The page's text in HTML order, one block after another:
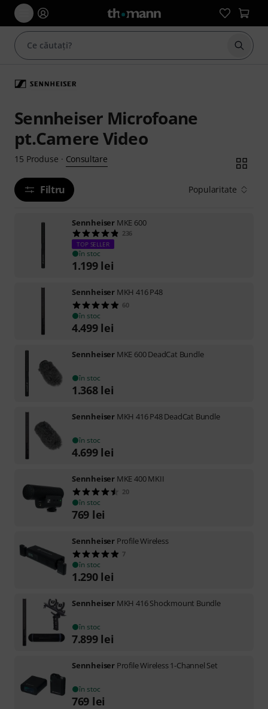
Sennheiser Microfoane
pt.Camere Video
15 Produse · Consultare
Filtru Popularitate
Sennheiser MKE 600
236
TOP SELLER
în stoc
1.199 lei
Sennheiser MKH 416 P48
60
în stoc
4.499 lei
Sennheiser MKE 600 DeadCat Bundle
în stoc
1.368 lei
Sennheiser MKH 416 P48 DeadCat Bundle
în stoc
4.699 lei
Sennheiser MKE 400 MKII
20
în stoc
769 lei
Sennheiser Profile Wireless
7
în stoc
1.290 lei
Sennheiser MKH 416 Shockmount Bundle
în stoc
7.899 lei
Sennheiser Profile Wireless 1-Channel Set
în stoc
769 lei